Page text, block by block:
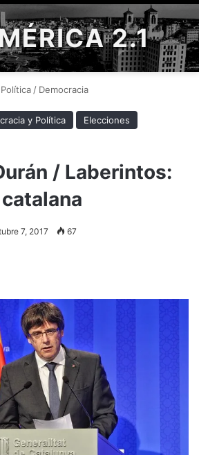
2.1
/ Democracia
y Política
Elecciones
/ Laberintos:
7, 2017 67